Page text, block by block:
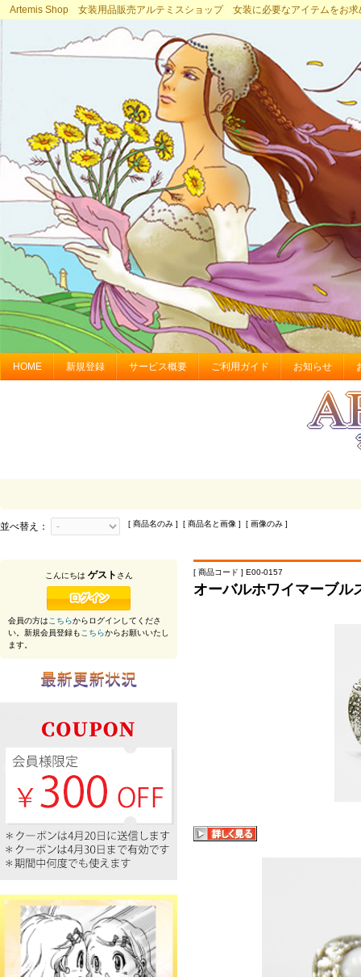
Artemis Shop 女装用品販売アルテミスショップ 女装に必要なアイテムをお求
HOME 新規登録 サービス概要 ご利用ガイド お知らせ
並べ替え： [ 商品名のみ ] [ 商品名と画像 ] [ 画像のみ ]
[ 商品コード ] E00-0157
オーバルホワイマーブル
こんにちは ゲスト さん
会員の方はこちらからログインしてくださ
い。新規会員登録もこちらからお願いいたし
ます。